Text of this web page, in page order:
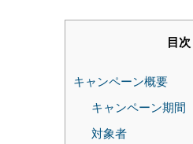
目次
キャンペーン概要
キャンペーン期間
対象者